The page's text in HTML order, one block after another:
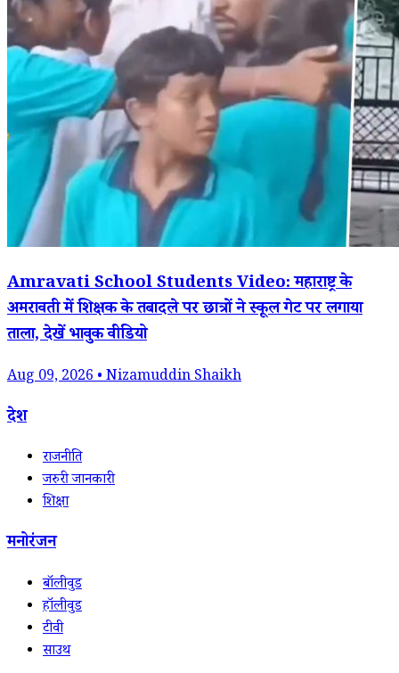
Amravati School Students Video: महाराष्ट्र के
अमरावती में शिक्षक के तबादले पर छात्रों ने स्कूल गेट पर लगाया
ताला, देखें भावुक वीडियो
Aug 09, 2026 • Nizamuddin Shaikh
देश
राजनीति
जरुरी जानकारी
शिक्षा
मनोरंजन
बॉलीवुड
हॉलीवुड
टीवी
साउथ